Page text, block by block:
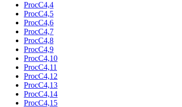
ProcC4,4
ProcC4,5
ProcC4,6
ProcC4,7
ProcC4,8
ProcC4,9
ProcC4,10
ProcC4,11
ProcC4,12
ProcC4,13
ProcC4,14
ProcC4,15